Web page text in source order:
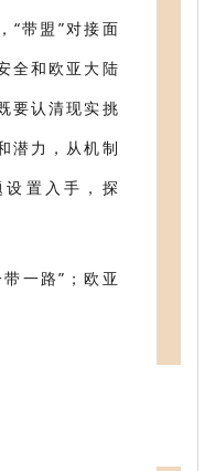
“带盟”对接面
全和欧亚大陆
要认清现实挑
潜力，从机制
置入手，探
一路”；欧亚